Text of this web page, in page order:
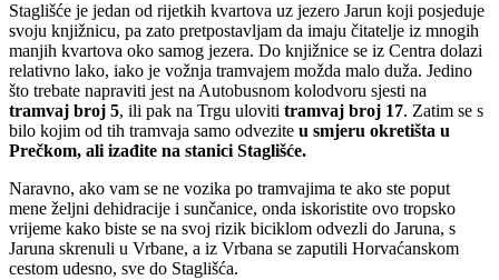
Staglišće je jedan od rijetkih kvartova uz jezero Jarun koji posjeduje
svoju knjižnicu, pa zato pretpostavljam da imaju čitatelje iz mnogih
manjih kvartova oko samog jezera. Do knjižnice se iz Centra dolazi
relativno lako, iako je vožnja tramvajem možda malo duža. Jedino
što trebate napraviti jest na Autobusnom kolodvoru sjesti na
tramvaj broj 5, ili pak na Trgu uloviti tramvaj broj 17. Zatim se s
bilo kojim od tih tramvaja samo odvezite u smjeru okretišta u
Prečkom, ali izađite na stanici Staglišće.
Naravno, ako vam se ne vozika po tramvajima te ako ste poput
mene željni dehidracije i sunčanice, onda iskoristite ovo tropsko
vrijeme kako biste se na svoj rizik biciklom odvezli do Jaruna, s
Jaruna skrenuli u Vrbane, a iz Vrbana se zaputili Horvaćanskom
cestom udesno, sve do Staglišća.